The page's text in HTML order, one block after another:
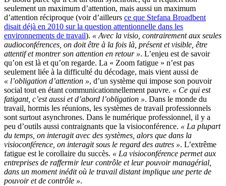
seulement un maximum d’attention, mais aussi un maximum
d’attention réciproque (voir d’ailleurs ce que Stefana Broadbent
disait déjà en 2010 sur la question attentionnelle dans les
environnements de travail). « Avec la visio, contrairement aux seules
audioconférences, on doit être à la fois là, présent et visible, être
attentif et montrer son attention en retour ». L’enjeu est de savoir
qu’on est là et qu’on regarde. La « Zoom fatigue » n’est pas
seulement liée à la difficulté du décodage, mais vient aussi de
« l’obligation d’attention », d’un système qui impose son pouvoir
social tout en étant communicationnellement pauvre. « Ce qui est
fatigant, c’est aussi et d’abord l’obligation ». Dans le monde du
travail, hormis les réunions, les systèmes de travail professionnels
sont surtout asynchrones. Dans le numérique professionnel, il y a
peu d’outils aussi contraignants que la visioconférence. « La plupart
du temps, on interagit avec des systèmes, alors que dans la
visioconférence, on interagit sous le regard des autres ». L’extrême
fatigue est le corollaire du succès. « La visioconférence permet aux
entreprises de raffermir leur contrôle et leur pouvoir managérial,
dans un moment inédit où le travail distant implique une perte de
pouvoir et de contrôle ».